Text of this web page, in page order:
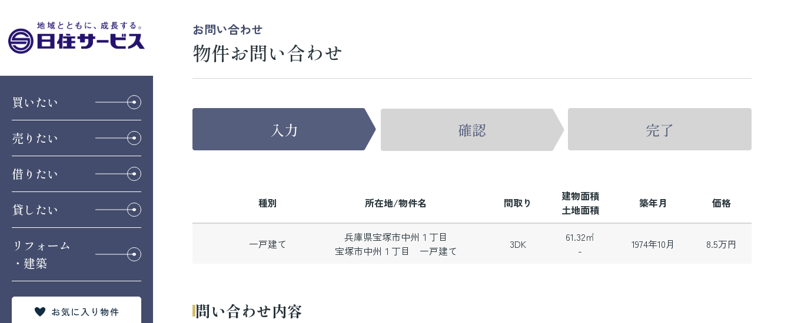
買いたい
売りたい
借りたい
貸したい
リフォーム
・建築
お問い合わせ
物件お問い合わせ
種別 所在地/物件名 間取り
建物面積
土地面積
築年月 価格
一戸建て
兵庫県宝塚市中州１丁目
宝塚市中州１丁目 一戸建て
3DK
61.32㎡
-
1974年10月 8.5万円
問い合わせ内容